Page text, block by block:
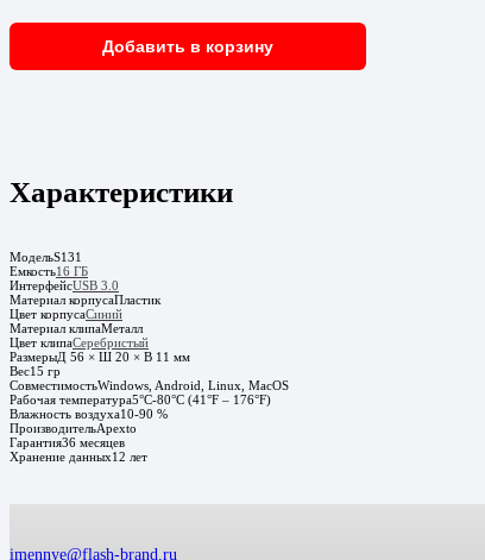
Добавить в корзину
Характеристики
МодельS131
Емкость16 ГБ
ИнтерфейсUSB 3.0
Материал корпусаПластик
Цвет корпусаСиний
Материал клипаМеталл
Цвет клипаСеребристый
РазмерыД 56 × Ш 20 × В 11 мм
Вес15 гр
СовместимостьWindows, Android, Linux, MacOS
Рабочая температура5°C-80°C (41°F – 176°F)
Влажность воздуха10-90 %
ПроизводительApexto
Гарантия36 месяцев
Хранение данных12 лет
imennye@flash-brand.ru